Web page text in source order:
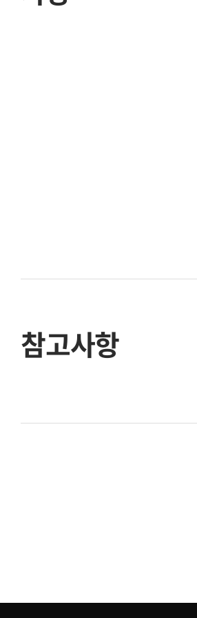
참고사항